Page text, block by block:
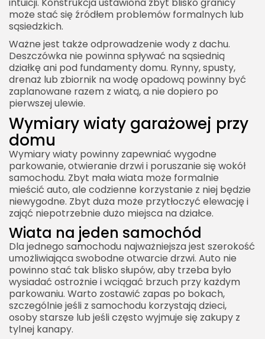
może stać się źródłem problemów formalnych lub
sąsiedzkich.
Ważne jest także odprowadzenie wody z dachu.
Deszczówka nie powinna spływać na sąsiednią
działkę ani pod fundamenty domu. Rynny, spusty,
drenaż lub zbiornik na wodę opadową powinny być
zaplanowane razem z wiatą, a nie dopiero po
pierwszej ulewie.
Wymiary wiaty garażowej przy
domu
Wymiary wiaty powinny zapewniać wygodne
parkowanie, otwieranie drzwi i poruszanie się wokół
samochodu. Zbyt mała wiata może formalnie
mieścić auto, ale codzienne korzystanie z niej będzie
niewygodne. Zbyt duża może przytłoczyć elewację i
zająć niepotrzebnie dużo miejsca na działce.
Wiata na jeden samochód
Dla jednego samochodu najważniejsza jest szerokość
umożliwiająca swobodne otwarcie drzwi. Auto nie
powinno stać tak blisko słupów, aby trzeba było
wysiadać ostrożnie i wciągać brzuch przy każdym
parkowaniu. Warto zostawić zapas po bokach,
szczególnie jeśli z samochodu korzystają dzieci,
osoby starsze lub jeśli często wyjmuje się zakupy z
tylnej kanapy.